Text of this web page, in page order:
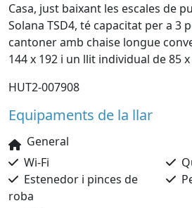
Casa, just baixant les escales de
Solana TSD4, té capacitat per a 3
cantoner amb chaise longue
144 x 192 i un llit individual de 85
HUT2-007908
Equipaments de la llar
General
Wi-Fi
Estenedor i pinces de
roba